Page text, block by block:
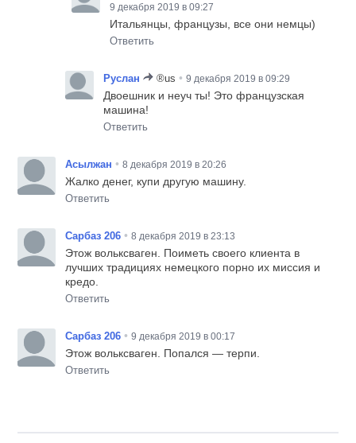
9 декабря 2019 в 09:27
Итальянцы, французы, все они немцы)
Ответить
Руслан ®us • 9 декабря 2019 в 09:29
Двоешник и неуч ты! Это французская
машина!
Ответить
Асылжан • 8 декабря 2019 в 20:26
Жалко денег, купи другую машину.
Ответить
Сарбаз 206 • 8 декабря 2019 в 23:13
Этож вольксваген. Поиметь своего клиента в
лучших традициях немецкого порно их миссия и
кредо.
Ответить
Сарбаз 206 • 9 декабря 2019 в 00:17
Этож вольксваген. Попался — терпи.
Ответить